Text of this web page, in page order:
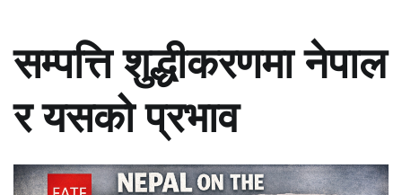
अवलम्बन
सम्पत्ति शुद्धीकरणमा नेपाल
र यसको प्रभाव